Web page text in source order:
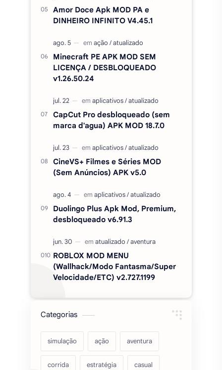
Amor Doce Apk MOD PA e
DINHEIRO INFINITO V4.45.1
Minecraft PE APK MOD SEM
LICENÇA / DESBLOQUEADO
v1.26.50.24
CapCut Pro desbloqueado (sem
marca d'agua) APK MOD 18.7.0
CineVS+ Filmes e Séries MOD
(Sem Anúncios) APK v5.0
Duolingo Plus Apk Mod, Premium,
desbloqueado v6.91.3
ROBLOX MOD MENU
(Wallhack/Modo Fantasma/Super
Velocidade/ETC) v2.727.1199
Categorias
simulação ação aventura
corrida estratégia casual